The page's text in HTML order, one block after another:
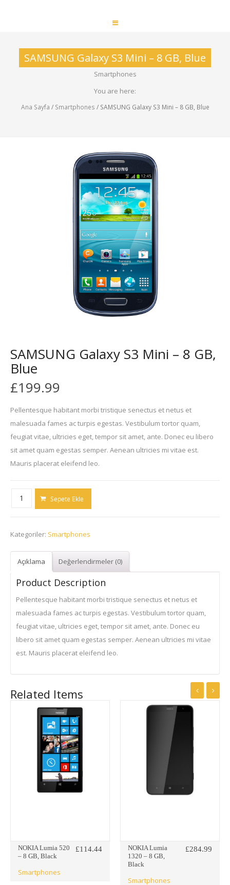
SAMSUNG Galaxy S3 Mini – 8 GB, Blue
Smartphones
You are here:
Ana Sayfa / Smartphones / SAMSUNG Galaxy S3 Mini – 8 GB, Blue
SAMSUNG Galaxy S3 Mini – 8 GB,
Blue
£199.99
Pellentesque habitant morbi tristique senectus et netus et
malesuada fames ac turpis egestas. Vestibulum tortor quam,
feugiat vitae, ultricies eget, tempor sit amet, ante. Donec eu libero
sit amet quam egestas semper. Aenean ultricies mi vitae est.
Mauris placerat eleifend leo.
SAMSUNG
Mini
Blue
adet
Sepete Ekle
Kategoriler: Smartphones
Açıklama Değerlendirmeler (0)
Product Description
Pellentesque habitant morbi tristique senectus et netus et
malesuada fames ac turpis egestas. Vestibulum tortor quam,
feugiat vitae, ultricies eget, tempor sit amet, ante. Donec eu
libero sit amet quam egestas semper. Aenean ultricies mi vitae
est. Mauris placerat eleifend leo.
Related Items
NOKIA Lumia 520
– 8 GB, Black
£114.44
Smartphones
NOKIA Lumia
1320 – 8 GB,
Black
£284.99
Smartphones